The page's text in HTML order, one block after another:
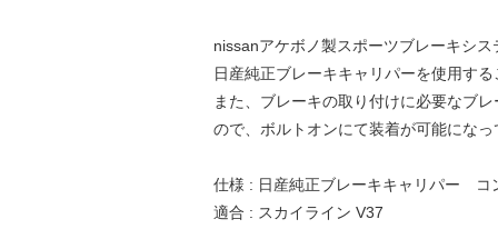
nissanアケボノ製スポーツブレーキシ
日産純正ブレーキキャリパーを使用す
また、ブレーキの取り付けに必要なブ
ので、ボルトオンにて装着が可能になっ
仕様 : 日産純正ブレーキキャリパー コ
適合 : スカイライン V37